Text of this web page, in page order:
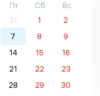
Пт Сб
Вс
31 1
2
7 8
9
14 15
16
21 22
23
28 29
30